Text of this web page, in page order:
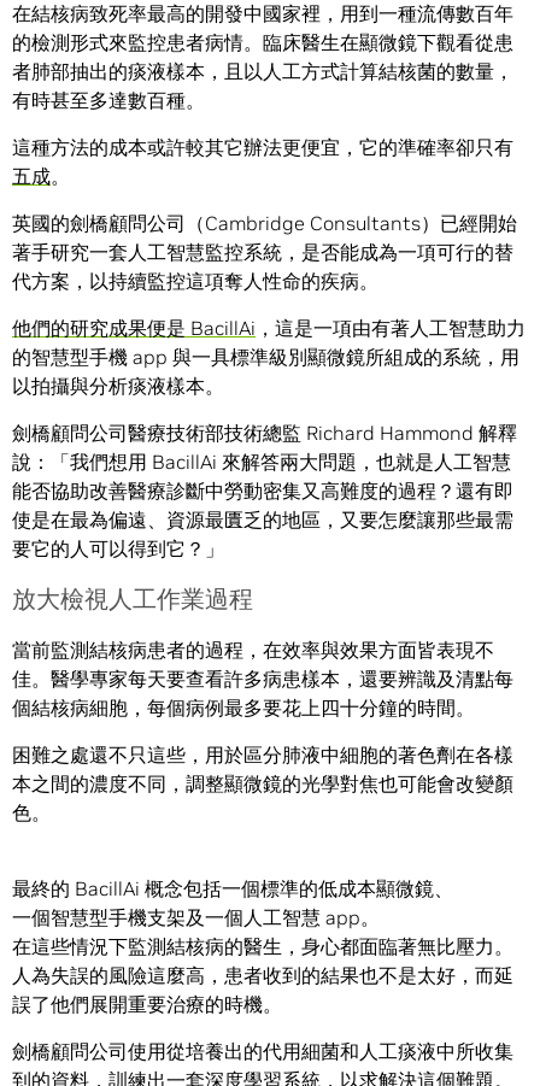
在結核病致死率最高的開發中國家裡，用到一種流傳數百年
的檢測形式來監控患者病情。臨床醫生在顯微鏡下觀看從患
者肺部抽出的痰液樣本，且以人工方式計算結核菌的數量，
有時甚至多達數百種。
這種方法的成本或許較其它辦法更便宜，它的準確率卻只有
五成。
英國的劍橋顧問公司（Cambridge Consultants）已經開始
著手研究一套人工智慧監控系統，是否能成為一項可行的替
代方案，以持續監控這項奪人性命的疾病。
他們的研究成果便是 BacillAi ，這是一項由有著人工智慧助力
的智慧型手機 app 與一具標準級別顯微鏡所組成的系統，用
以拍攝與分析痰液樣本。
劍橋顧問公司醫療技術部技術總監 Richard Hammond 解釋
說：「我們想用 BacillAi 來解答兩大問題，也就是人工智慧
能否協助改善醫療診斷中勞動密集又高難度的過程？還有即
使是在最為偏遠、資源最匱乏的地區，又要怎麼讓那些最需
要它的人可以得到它？」
放大檢視人工作業過程
當前監測結核病患者的過程，在效率與效果方面皆表現不
佳。醫學專家每天要查看許多病患樣本，還要辨識及清點每
個結核病細胞，每個病例最多要花上四十分鐘的時間。
困難之處還不只這些，用於區分肺液中細胞的著色劑在各樣
本之間的濃度不同，調整顯微鏡的光學對焦也可能會改變顏
色。
最終的 BacillAi 概念包括一個標準的低成本顯微鏡、
一個智慧型手機支架及一個人工智慧 app。
在這些情況下監測結核病的醫生，身心都面臨著無比壓力。
人為失誤的風險這麼高，患者收到的結果也不是太好，而延
誤了他們展開重要治療的時機。
劍橋顧問公司使用從培養出的代用細菌和人工痰液中所收集
到的資料，訓練出一套深度學習系統，以求解決這個難題。